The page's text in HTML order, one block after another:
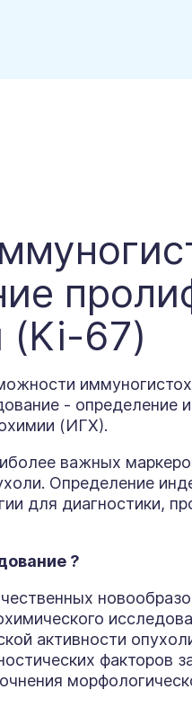
(Ki-67)
- определение
(ИГХ).
важных
Определение
для диагностики,
?
активности
факторов